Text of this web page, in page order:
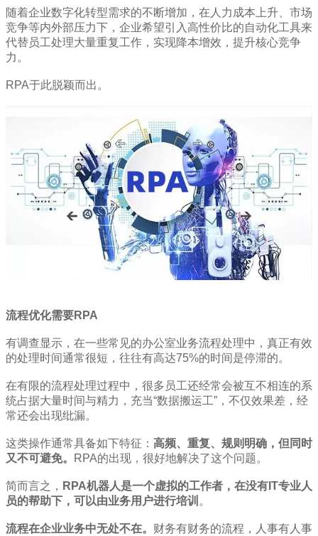
随着企业数字化转型需求的不断增加，在人力成本上升、市场
竞争等内外部压力下，企业希望引入高性价比的自动化工具来
代替员工处理大量重复工作，实现降本增效，提升核心竞争
力。
RPA于此脱颖而出。
流程优化需要RPA
有调查显示，在一些常见的办公室业务流程处理中，真正有效
的处理时间通常很短，往往有高达75%的时间是停滞的。
在有限的流程处理过程中，很多员工还经常会被互不相连的系
统占据大量时间与精力，充当“数据搬运工”，不仅效果差，经
常还会出现纰漏。
这类操作通常具备如下特征： 高频、重复、规则明确，但同时
又不可避免。
RPA的出现，很好地解决了这个问题。
简而言之， RPA机器人是一个虚拟的工作者，在没有IT专业人
员的帮助下，可以由业务用户进行培训 。
流程在企业业务中无处不在。 财务有财务的流程，人事有人事